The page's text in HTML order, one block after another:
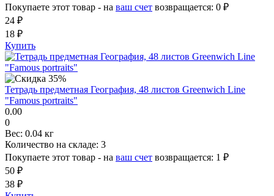
Покупаете этот товар - на ваш счет возвращается: 0 ₽
24 ₽
18 ₽
Купить
Тетрадь предметная География, 48 листов Greenwich Line
"Famous portraits"
0.00
0
Вес: 0.04 кг
Количество на складе: 3
Покупаете этот товар - на ваш счет возвращается: 1 ₽
50 ₽
38 ₽